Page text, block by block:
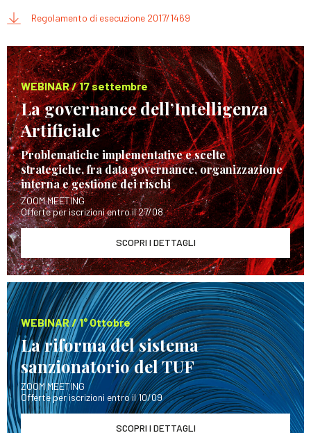
Regolamento di esecuzione 2017/1469
WEBINAR / 17 settembre
La governance dell’Intelligenza
Artificiale
Problematiche implementative e scelte
strategiche, fra data governance, organizzazione
interna e gestione dei rischi
ZOOM MEETING
Offerte per iscrizioni entro il 27/08
SCOPRI I DETTAGLI
WEBINAR / 1° Ottobre
La riforma del sistema
sanzionatorio del TUF
ZOOM MEETING
Offerte per iscrizioni entro il 10/09
SCOPRI I DETTAGLI